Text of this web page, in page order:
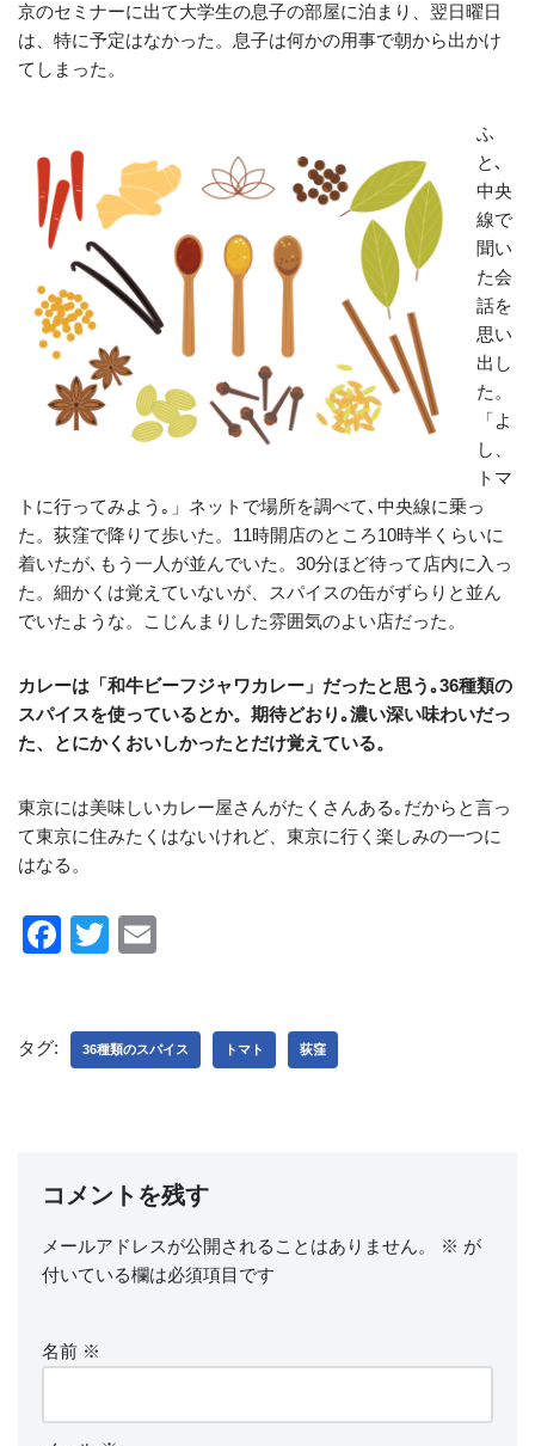
京のセミナーに出て大学生の息子の部屋に泊まり、翌日曜日
は、特に予定はなかった。息子は何かの用事で朝から出かけ
てしまった。
ふ
と､
中央
線で
聞い
た会
話を
思い
出し
た。
「よ
し、
トマ
トに行ってみよう｡」ネットで場所を調べて､中央線に乗っ
た。荻窪で降りて歩いた。11時開店のところ10時半くらいに
着いたが､もう一人が並んでいた。30分ほど待って店内に入っ
た。細かくは覚えていないが、スパイスの缶がずらりと並ん
でいたような。こじんまりした雰囲気のよい店だった。
カレーは「和牛ビーフジャワカレー」だったと思う｡36種類の
スパイスを使っているとか。期待どおり｡濃い深い味わいだっ
た、とにかくおいしかったとだけ覚えている。
東京には美味しいカレー屋さんがたくさんある｡だからと言っ
て東京に住みたくはないけれど、東京に行く楽しみの一つに
はなる。
F
e
k
T
er
タグ: 36種類のスパイス トマト 荻窪
コメントを残す
メールアドレスが公開されることはありません。 ※ が
付いている欄は必須項目です
名前 ※